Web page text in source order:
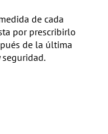
de cada
por prescribirlo
de la última